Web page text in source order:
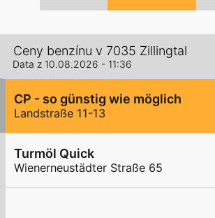
Ceny benzínu v 7035 Zillingtal
Data z 10.08.2026 - 11:36
CP - so günstig wie möglich
Landstraße 11-13
Turmöl Quick
Wienerneustädter Straße 65